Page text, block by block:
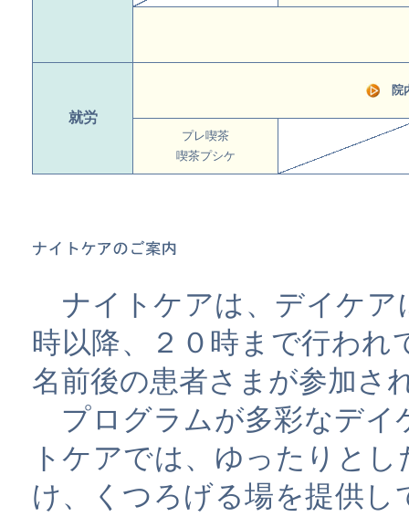
就労
院
プレ喫茶
喫茶プシケ
ナイトケアは、デイケア
時以降、２０時まで行われ
名前後の患者さまが参加さ
プログラムが多彩なデイ
トケアでは、ゆったりと
け、くつろげる場を提供し